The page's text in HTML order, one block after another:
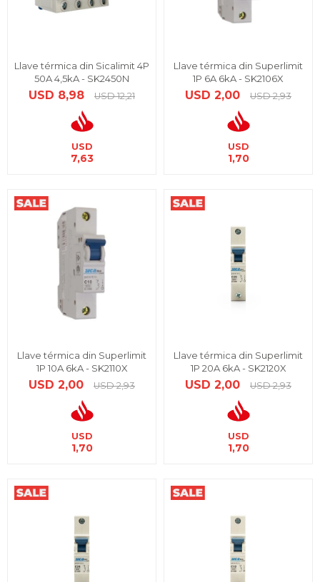
Llave térmica din Sicalimit 4P
50A 4,5kA - SK2450N
USD 8,98 USD 12,21
USD
7,63
Llave térmica din Superlimit
1P 6A 6kA - SK2106X
USD 2,00 USD 2,93
USD
1,70
Llave térmica din Superlimit
1P 10A 6kA - SK2110X
USD 2,00 USD 2,93
USD
1,70
Llave térmica din Superlimit
1P 20A 6kA - SK2120X
USD 2,00 USD 2,93
USD
1,70